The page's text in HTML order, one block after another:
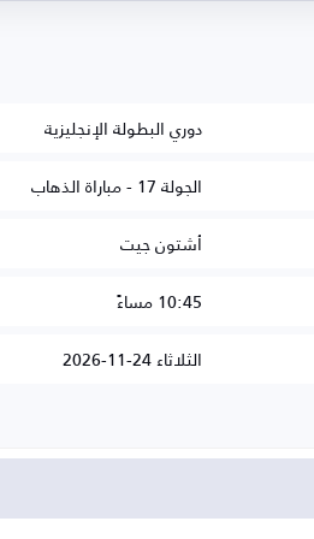
دوري البطولة الإنجليزية
الجولة 17 - مباراة الذهاب
أشتون جيت
10:45 مساءً
الثلاثاء 24-11-2026